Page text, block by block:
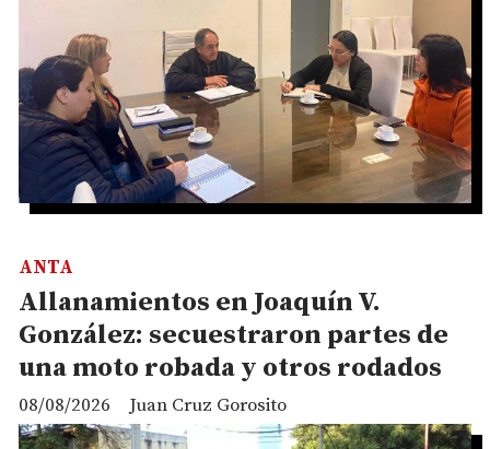
Allanamientos en Joaquín V.
González: secuestraron partes de
una moto robada y otros rodados
Juan Cruz Gorosito
ANTA
08/08/2026